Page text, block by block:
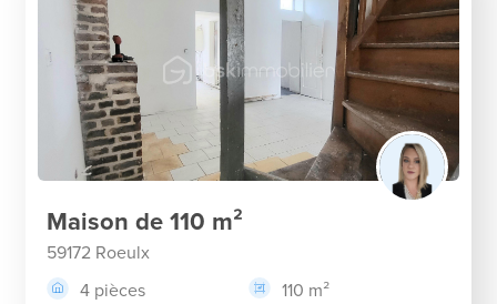
Maison de 110 m²
59172 Roeulx
4 pièces
110 m²